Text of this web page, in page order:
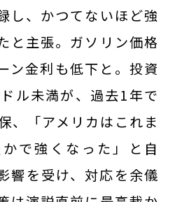
し、かつてないほど強
と主張。ガソリン価格
ン金利も低下と。投資
ル未満が、過去1年で
、「アメリカはこれま
で強くなった」と自
響を受け、対応を余儀